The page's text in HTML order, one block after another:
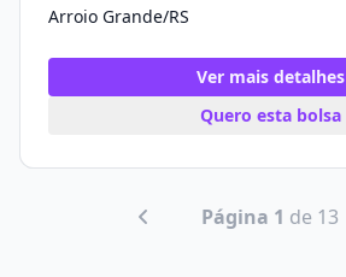
Arroio Grande/RS
Ver mais detalhes
Quero esta bolsa
Página 1 de 13